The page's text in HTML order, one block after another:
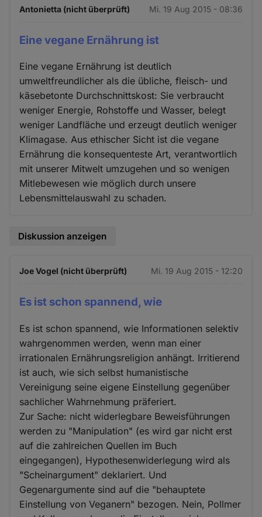
Antonietta (nicht überprüft) Mi. 19 Aug 2015 - 08:36
Eine vegane Ernährung ist
Eine vegane Ernährung ist deutlich
umweltfreundlicher als die übliche, fleisch- und
käsebetonte Durchschnittskost: Sie verbraucht
weniger Energie, Rohstoffe und Wasser, belegt
weniger Landfläche und erzeugt deutlich weniger
Klimagase. Aus ethischer Sicht ist die vegane
Ernährung die konsequenteste Art, verantwortlich
mit unserer Mitwelt umzugehen und so wenigen
Mitlebewesen wie möglich durch unsere
Lebensmittelauswahl zu schaden.
Diskussion anzeigen
Joe Vogel (nicht überprüft) Mi. 19 Aug 2015 - 12:20
Es ist schon spannend, wie
Es ist schon spannend, wie Informationen selektiv
wahrgenommen werden, wenn man einer
irrationalen Ernährungsreligion anhängt. Irritierend
ist auch, wie sich selbst humanistische
Vereinigung seine eigene Einstellung gegenüber
sachlicher Wahrnehmung präferiert.
Zur Sache: nicht widerlegbare Beweisführungen
werden zu "Manipulation" (es wird gar nicht erst
auf die zahlreichen Quellen im Buch
eingegangen), Hypothesenwiderlegung wird als
"Scheinargument" deklariert. Und
Gegenargumente sind auf die "behauptete
Einstellung von Veganern" bezogen. Nein, Pollmer